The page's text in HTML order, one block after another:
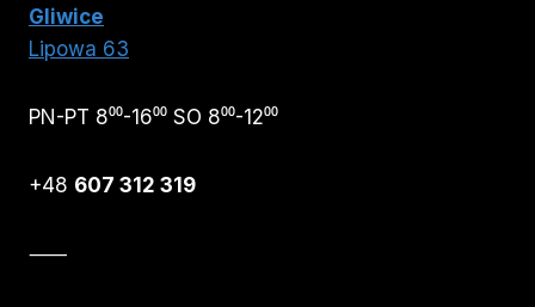
Gliwice
Lipowa 63
PN-PT 8⁰⁰-16⁰⁰ SO 8⁰⁰-12⁰⁰
+48 607 312 319
⸺